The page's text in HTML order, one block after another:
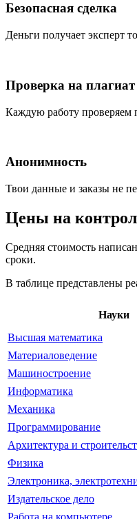
Безопасная сделка
Деньги получает эксперт
Проверка на
Каждую работу проверяем
Анонимность
Твои данные и заказы не
Цены на
Средняя стоимость
сроки.
В таблице представлены
Науки
Высшая математика
Материаловедение
Машиностроение
Информатика
Механика
Программирование
Архитектура и
Физика
Электроника,
Издательское дело
Работа на компьютере